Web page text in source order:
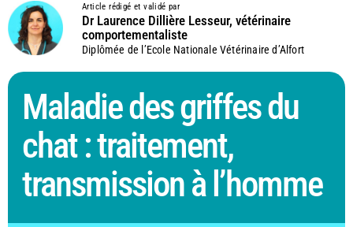
Article rédigé et validé par
Dr Laurence Dillière Lesseur, vétérinaire
comportementaliste
Diplômée de l’Ecole Nationale Vétérinaire d’Alfort
Maladie des griffes du
chat : traitement,
transmission à l’homme